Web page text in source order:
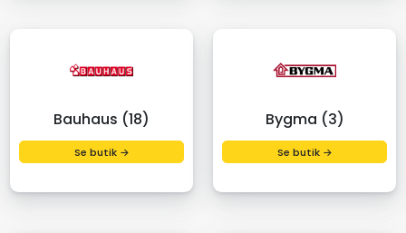
Bauhaus (18)
Se butik →
Bygma (3)
Se butik →